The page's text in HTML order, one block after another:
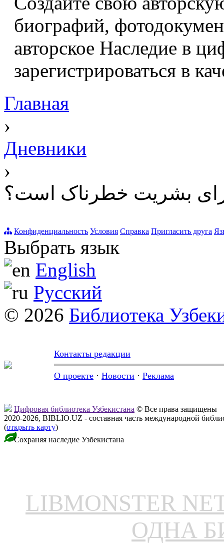
биографий,
авторское Наследие в
зарегистрироваться в
Главная
›
Дневники
›
برای بشریت خطرناک است؟
Конфиденциальность Условия Справка Пригласить друга
Выбрать язык
English
Русский
© 2026 Библиотека
Контакты редакции
О проекте · Новости · Реклама
Цифровая библиотека Узбекистана © Все права защищены
2020-2026, BIBLIO.UZ - составная часть международной
(открыть карту)
Сохраняя наследие Узбекистана
LIBMONSTER
ОДНА